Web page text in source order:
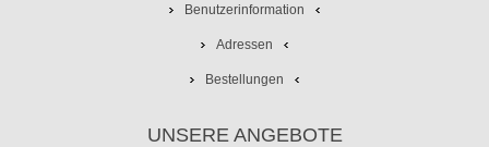
Benutzerinformation
Adressen
Bestellungen
UNSERE ANGEBOTE